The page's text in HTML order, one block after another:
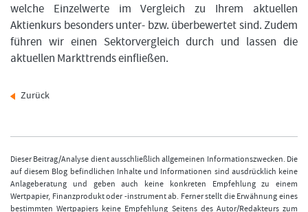
welche Einzelwerte im Vergleich zu Ihrem aktuellen
Aktienkurs besonders unter- bzw. überbewertet sind. Zudem
führen wir einen Sektorvergleich durch und lassen die
aktuellen Markttrends einfließen.
Zurück
Dieser Beitrag/Analyse dient ausschließlich allgemeinen Informationszwecken. Die
auf diesem Blog befindlichen Inhalte und Informationen sind ausdrücklich keine
Anlageberatung und geben auch keine konkreten Empfehlung zu einem
Wertpapier, Finanzprodukt oder -instrument ab. Ferner stellt die Erwähnung eines
bestimmten Wertpapiers keine Empfehlung Seitens des Autor/Redakteurs zum